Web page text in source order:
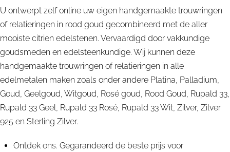
U ontwerpt zelf online uw eigen handgemaakte trouwringen
of relatieringen in rood goud gecombineerd met de aller
mooiste citrien edelstenen. Vervaardigd door vakkundige
goudsmeden en edelsteenkundige. Wij kunnen deze
handgemaakte trouwringen of relatieringen in alle
edelmetalen maken zoals onder andere Platina, Palladium,
Goud, Geelgoud, Witgoud, Rosé goud, Rood Goud, Rupald 33,
Rupald 33 Geel, Rupald 33 Rosé, Rupald 33 Wit, Zilver, Zilver
925 en Sterling Zilver.
Ontdek ons. Gegarandeerd de beste prijs voor